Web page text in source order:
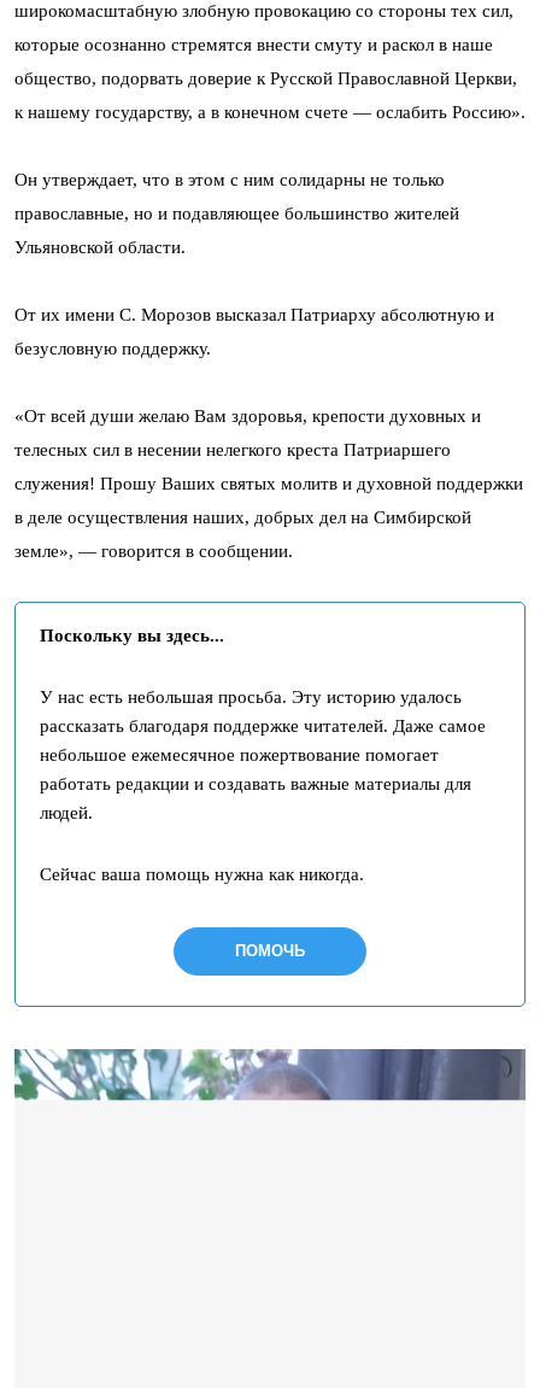
широкомасштабную злобную провокацию со стороны тех сил,
которые осознанно стремятся внести смуту и раскол в наше
общество, подорвать доверие к Русской Православной Церкви,
к нашему государству, а в конечном счете — ослабить Россию».
Он утверждает, что в этом с ним солидарны не только
православные, но и подавляющее большинство жителей
Ульяновской области.
От их имени С. Морозов высказал Патриарху абсолютную и
безусловную поддержку.
«От всей души желаю Вам здоровья, крепости духовных и
телесных сил в несении нелегкого креста Патриаршего
служения! Прошу Ваших святых молитв и духовной поддержки
в деле осуществления наших, добрых дел на Симбирской
земле», — говорится в сообщении.
Поскольку вы здесь...
У нас есть небольшая просьба. Эту историю удалось
рассказать благодаря поддержке читателей. Даже самое
небольшое ежемесячное пожертвование помогает
работать редакции и создавать важные материалы для
людей.
Сейчас ваша помощь нужна как никогда.
ПОМОЧЬ